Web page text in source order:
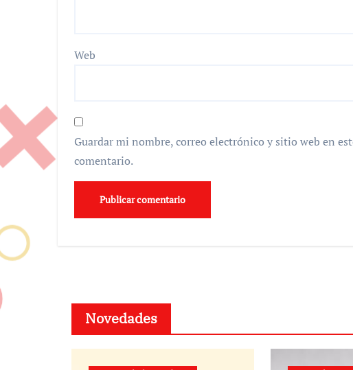
Web
Guardar mi nombre, correo electrónico y sitio web en
comentario.
Novedades